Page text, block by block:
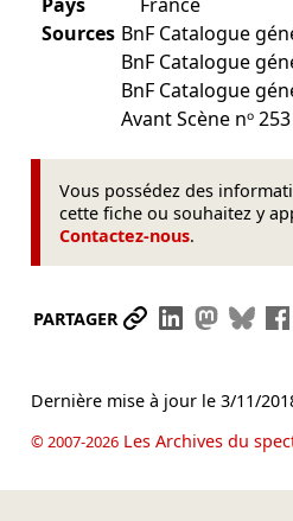
Sources BnF Catalogue
BnF Catalogue
BnF Catalogue
Avant Scène nᵒ 253
Vous possédez des
cette fiche ou souhaitez y
Contactez-nous.
PARTAGER Partager le lien
Partager
Dernière mise à jour le 3/11/
© 2007-2026Les Archives du